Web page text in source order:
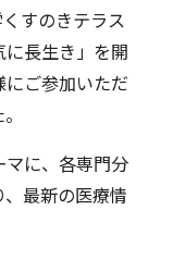
すのきテラス
長生き」を開
ご参加いただ
に、各専門分
最新の医療情
集
ップ